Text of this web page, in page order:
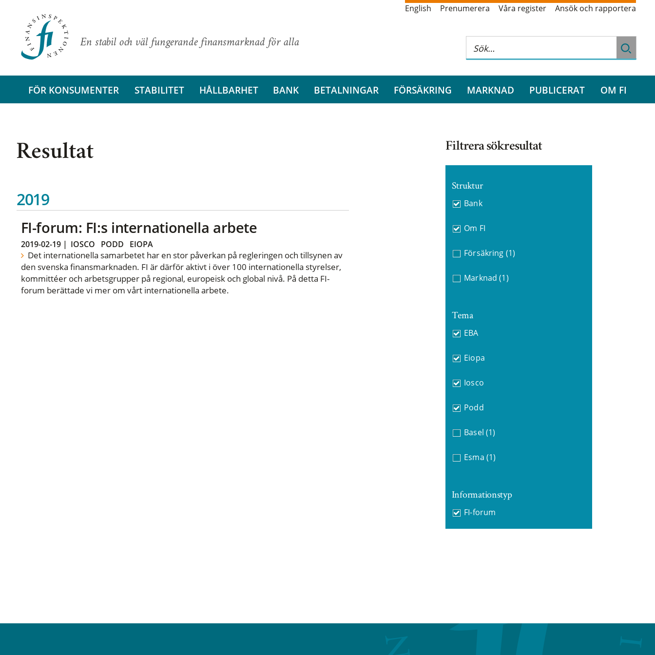
En stabil och väl fungerande finansmarknad för alla
English Prenumerera Våra register Ansök och rapportera
FÖR KONSUMENTER STABILITET HÅLLBARHET BANK BETALNINGAR FÖRSÄKRING MARKNAD PUBLICERAT OM FI
Resultat
2019
FI-forum: FI:s internationella arbete
2019-02-19| IOSCO PODD EIOPA
Det internationella samarbetet har en stor påverkan på regleringen och tillsynen av
den svenska finansmarknaden. FI är därför aktivt i över 100 internationella styrelser,
kommittéer och arbetsgrupper på regional, europeisk och global nivå. På detta FI-
forum berättade vi mer om vårt internationella arbete.
Filtrera sökresultat
Struktur
Bank
Om FI
Försäkring (1)
Marknad (1)
Tema
EBA
Eiopa
Iosco
Podd
Basel (1)
Esma (1)
Informationstyp
FI-forum